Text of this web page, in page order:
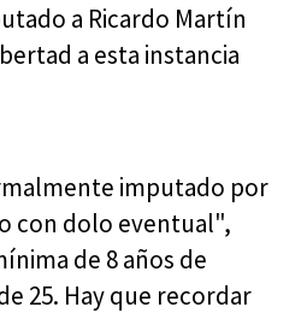
a Ricardo Martín
a esta instancia
imputado por
con dolo eventual",
de 8 años de
25. Hay que recordar